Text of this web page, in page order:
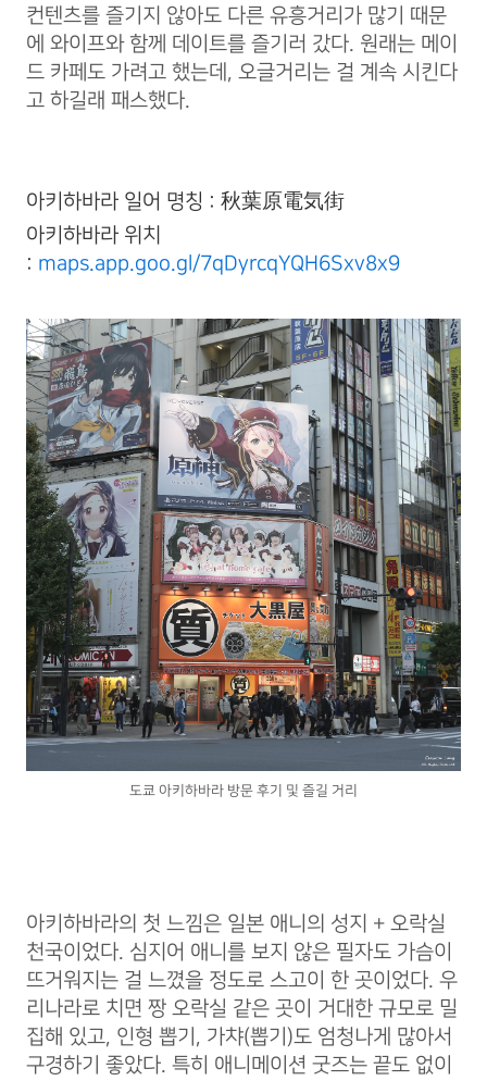
컨텐츠를 즐기지 않아도 다른 유흥거리가 많기 때문
에 와이프와 함께 데이트를 즐기러 갔다. 원래는 메이
드 카페도 가려고 했는데, 오글거리는 걸 계속 시킨다
고 하길래 패스했다.
아키하바라 일어 명칭 : 秋葉原電気街
아키하바라 위치
: maps.app.goo.gl/7qDyrcqYQH6Sxv8x9
도쿄 아키하바라 방문 후기 및 즐길 거리
아키하바라의 첫 느낌은 일본 애니의 성지 + 오락실
천국이었다. 심지어 애니를 보지 않은 필자도 가슴이
뜨거워지는 걸 느꼈을 정도로 스고이 한 곳이었다. 우
리나라로 치면 짱 오락실 같은 곳이 거대한 규모로 밀
집해 있고, 인형 뽑기, 가챠(뽑기)도 엄청나게 많아서
구경하기 좋았다. 특히 애니메이션 굿즈는 끝도 없이